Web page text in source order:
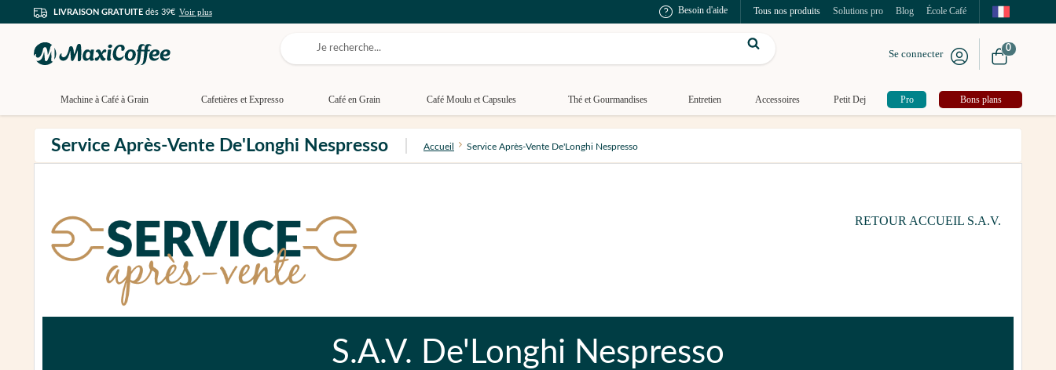
LIVRAISON GRATUITE dès 39€ Voir plus Besoin d'aide Tous nos produits Solutions pro Blog École Café
Se connecter 0
Machine à Café à Grain Cafetières et Expresso Café en Grain Café Moulu et Capsules Thé et Gourmandises Entretien Accessoires Petit Dej Pro Bons plans
Service Après-Vente De'Longhi Nespresso Accueil Service Après-Vente De'Longhi Nespresso
RETOUR ACCUEIL S.A.V.
S.A.V. De'Longhi Nespresso